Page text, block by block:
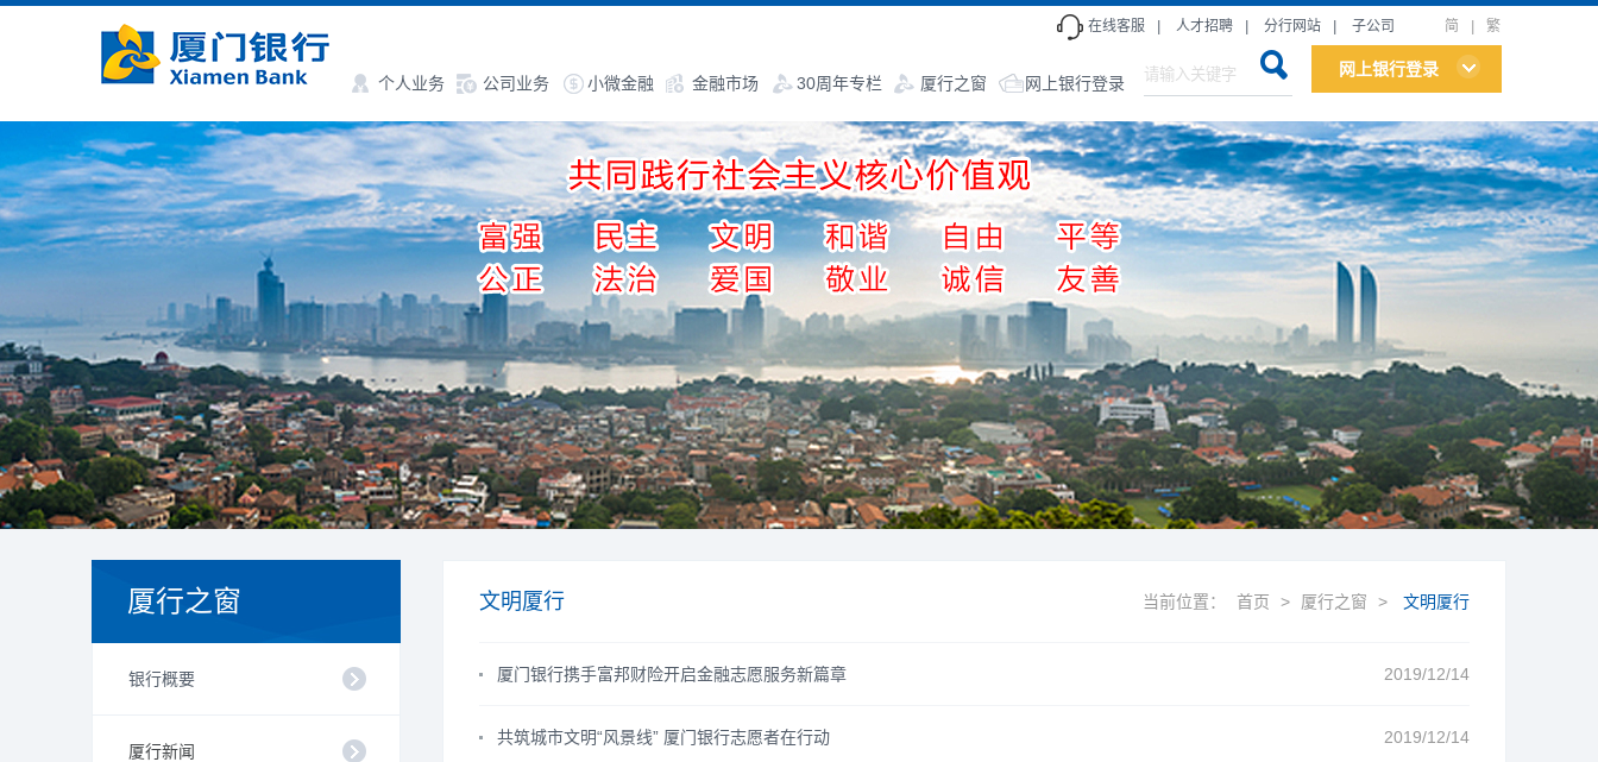
个人业务 公司业务 小微金融 金融市场 30周年专栏 厦行之窗 网上银行登录
网上银行登录
在线客服 人才招聘 分行网站 子公司 简 繁
厦行之窗
银行概要
厦行新闻
文明厦行 当前位置： 首页 > 厦行之窗 > 文明厦行
厦门银行携手富邦财险开启金融志愿服务新篇章 2019/12/14
共筑城市文明“风景线” 厦门银行志愿者在行动 2019/12/14